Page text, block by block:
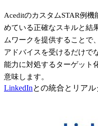
AceditのカスタムSTAR例機
めている正確なスキルと結
ムワークを提供することで
アドバイスを受けるだけで
能力に対処するターゲット
意味します。
LinkedInとの統合とリア